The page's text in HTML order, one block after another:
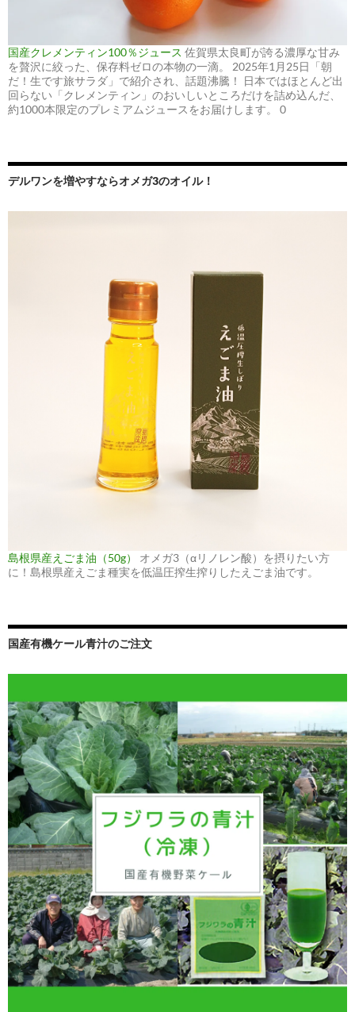
国産クレメンティン100％ジュース 佐賀県太良町が誇る濃厚な甘み
を贅沢に絞った、保存料ゼロの本物の一滴。 2025年1月25日「朝
だ！生です旅サラダ」で紹介され、話題沸騰！ 日本ではほとんど出
回らない「クレメンティン」のおいしいところだけを詰め込んだ、
約1000本限定のプレミアムジュースをお届けします。 0
デルワンを増やすならオメガ3のオイル！
島根県産えごま油（50g）
オメガ3（αリノレン酸）を摂りたい方
に！島根県産えごま種実を低温圧搾生搾りしたえごま油です。
国産有機ケール青汁のご注文